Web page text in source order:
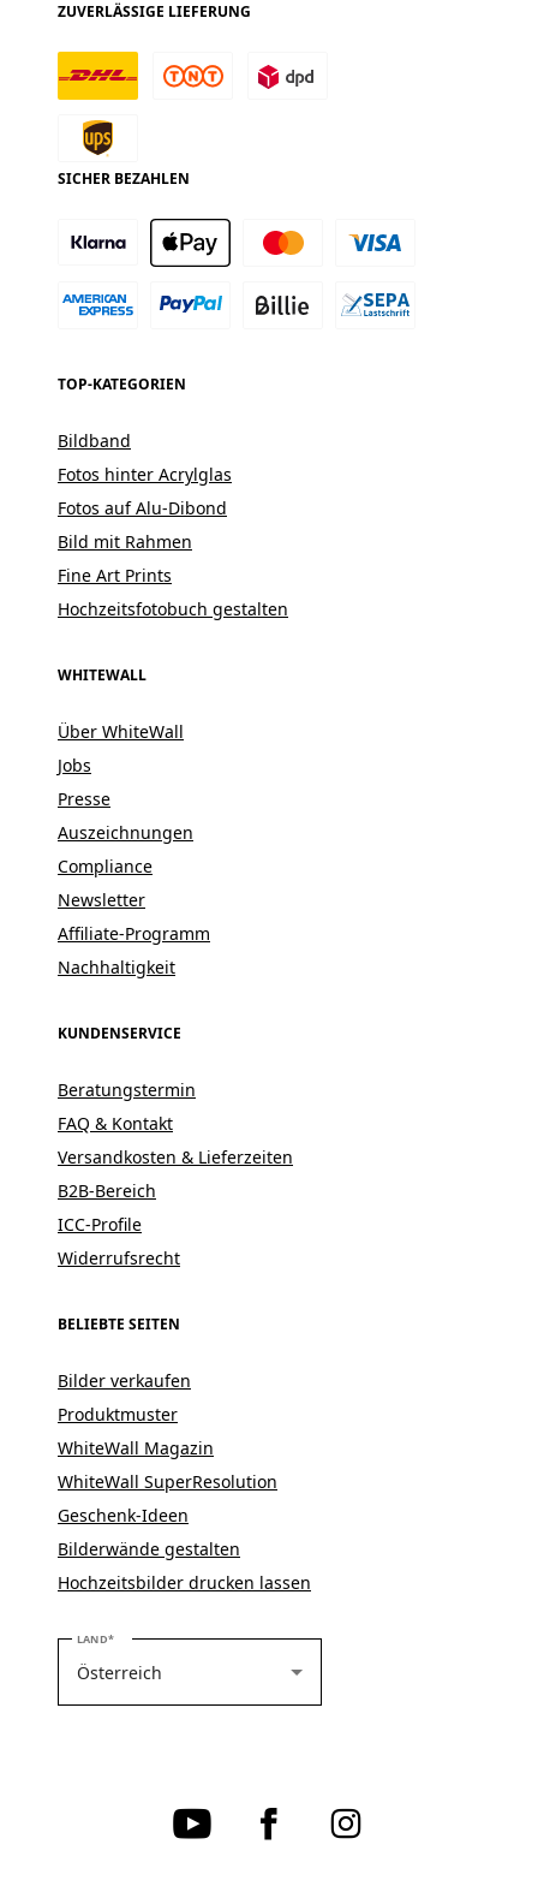
ZUVERLÄSSIGE LIEFERUNG
SICHER BEZAHLEN
TOP-KATEGORIEN
Bildband
Fotos hinter Acrylglas
Fotos auf Alu-Dibond
Bild mit Rahmen
Fine Art Prints
Hochzeitsfotobuch gestalten
WHITEWALL
Über WhiteWall
Jobs
Presse
Auszeichnungen
Compliance
Newsletter
Affiliate-Programm
Nachhaltigkeit
KUNDENSERVICE
Beratungstermin
FAQ & Kontakt
Versandkosten & Lieferzeiten
B2B-Bereich
ICC-Profile
Widerrufsrecht
BELIEBTE SEITEN
Bilder verkaufen
Produktmuster
WhiteWall Magazin
WhiteWall SuperResolution
Geschenk-Ideen
Bilderwände gestalten
Hochzeitsbilder drucken lassen
LANDBITTE WÄHLEN SIE IHR LAND